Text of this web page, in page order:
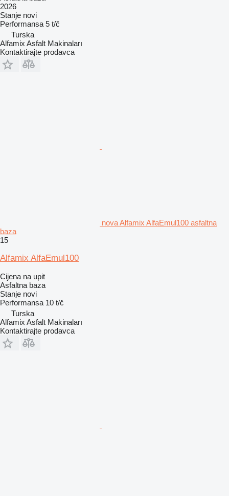
2026
Stanje novi
Performansa 5 t/č
Turska
Alfamix Asfalt Makinaları
Kontaktirajte prodavca
nova Alfamix AlfaEmul100 asfaltna
baza
15
Alfamix AlfaEmul100
Cijena na upit
Asfaltna baza
Stanje novi
Performansa 10 t/č
Turska
Alfamix Asfalt Makinaları
Kontaktirajte prodavca